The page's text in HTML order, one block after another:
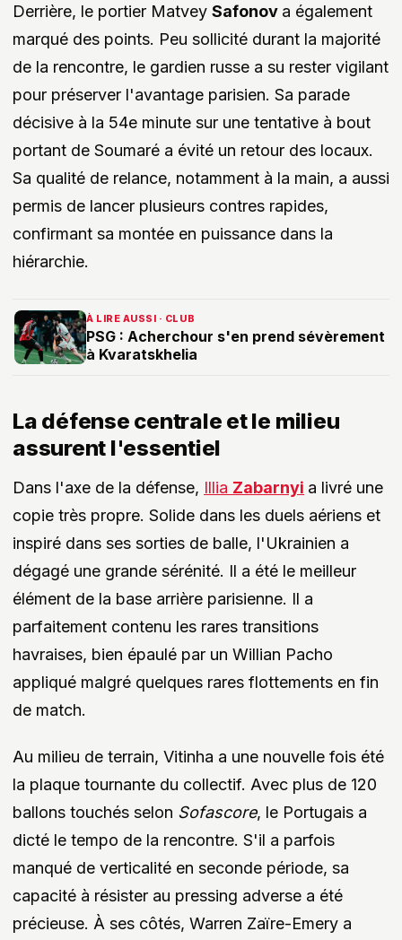
Derrière, le portier Matvey Safonov a également
marqué des points. Peu sollicité durant la majorité
de la rencontre, le gardien russe a su rester vigilant
pour préserver l'avantage parisien. Sa parade
décisive à la 54e minute sur une tentative à bout
portant de Soumaré a évité un retour des locaux.
Sa qualité de relance, notamment à la main, a aussi
permis de lancer plusieurs contres rapides,
confirmant sa montée en puissance dans la
hiérarchie.
À LIRE AUSSI · CLUB
PSG : Acherchour s'en prend sévèrement
à Kvaratskhelia
La défense centrale et le milieu
assurent l'essentiel
Dans l'axe de la défense, Illia Zabarnyi a livré une
copie très propre. Solide dans les duels aériens et
inspiré dans ses sorties de balle, l'Ukrainien a
dégagé une grande sérénité. Il a été le meilleur
élément de la base arrière parisienne. Il a
parfaitement contenu les rares transitions
havraises, bien épaulé par un Willian Pacho
appliqué malgré quelques rares flottements en fin
de match.
Au milieu de terrain, Vitinha a une nouvelle fois été
la plaque tournante du collectif. Avec plus de 120
ballons touchés selon Sofascore, le Portugais a
dicté le tempo de la rencontre. S'il a parfois
manqué de verticalité en seconde période, sa
capacité à résister au pressing adverse a été
précieuse. À ses côtés, Warren Zaïre-Emery a